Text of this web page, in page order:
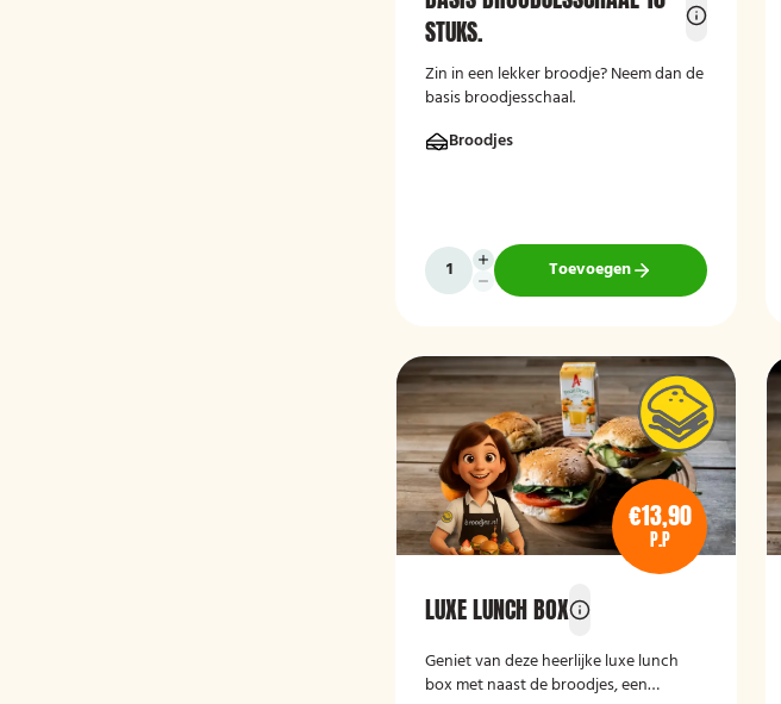
STUKS.
Zin in een lekker broodje? Neem dan de
basis broodjesschaal.
Broodjes
Toevoegen
€13,90
P.P
LUXE LUNCH BOX
Geniet van deze heerlijke luxe lunch
box met naast de broodjes, een